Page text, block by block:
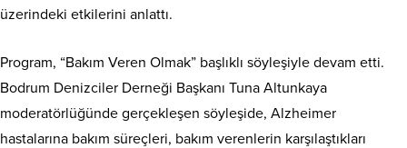
üzerindeki etkilerini anlattı.
Program, “Bakım Veren Olmak” başlıklı söyleşiyle devam etti.
Bodrum Denizciler Derneği Başkanı Tuna Altunkaya
moderatörlüğünde gerçekleşen söyleşide, Alzheimer
hastalarına bakım süreçleri, bakım verenlerin karşılaştıkları